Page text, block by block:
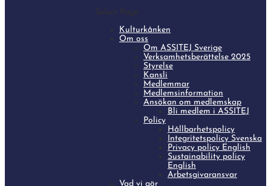
Select Page
Kulturkånken
Om oss
Om ASSITEJ Sverige
Verksamhetsberättelse 2025
Styrelse
Kansli
Medlemmar
Medlemsinformation
Ansökan om medlemskap
Bli medlem i ASSITEJ
Policy
Hållbarhetspolicy
Integritetspolicy Svenska
Privacy policy English
Sustainability policy
English
Arbetsgivaransvar
Vad vi gör